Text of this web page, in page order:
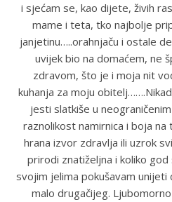
i sjećam se, kao dijete, živih
mame i teta, tko najbolje
janjetinu…..orahnjaču i ostale
uvijek bio na domaćem, ne
zdravom, što je i moja nit
kuhanja za moju
jesti slatkiše u
raznolikost namirnica i boja na
hrana izvor zdravlja ili uzrok
prirodi znatiželjna i koliko
svojim jelima pokušavam
malo drugačijeg.